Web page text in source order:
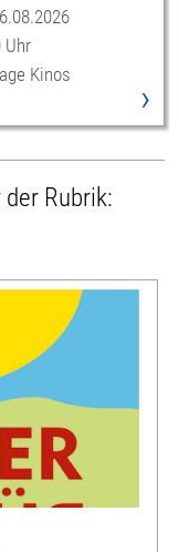
Uhr
Kinos
›
Rubrik: